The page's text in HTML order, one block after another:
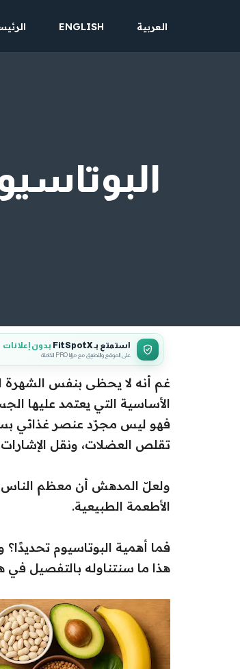
العربية ENGLISH
استمتع بـ FitSpotX بدون إعلانات
على الموقع والتطبيق مع مزايا PRO الكاملة
غم أنه لا يحظى بنفس الشهرة
الأساسية التي يعتمد عليها
فهو ليس مجرّد عنصر غذائي
تقلص العضلات، ونقل
ولعلّ المدهش أن معظم الناس
الأطعمة الطبيعية.
فما أهمية البوتاسيوم
هذا ما سنتناوله بالتفصيل في